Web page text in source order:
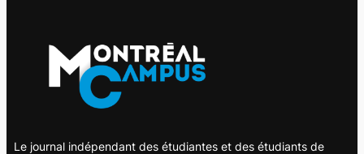
Le journal indépendant des étudiantes et des étudiants de